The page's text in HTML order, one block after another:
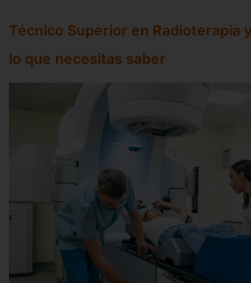
Técnico Superior en Radioterapia
lo que necesitas saber